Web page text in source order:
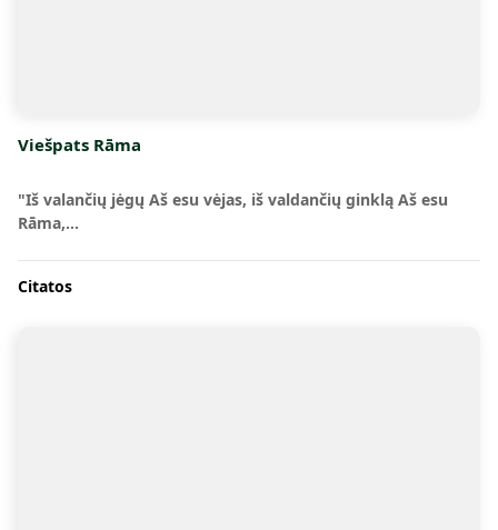
Viešpats Rāma
"Iš valančių jėgų Aš esu vėjas, iš valdančių ginklą Aš esu
Rāma,…
Citatos